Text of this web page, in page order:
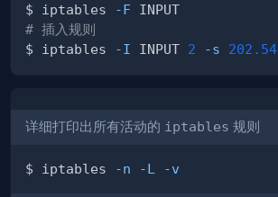
$ iptables
-F
# 插入规则
$ iptables
-I INPUT 2 -s 202.54
详细打印出所有活动的 iptables 规则
$ iptables -n -L -v